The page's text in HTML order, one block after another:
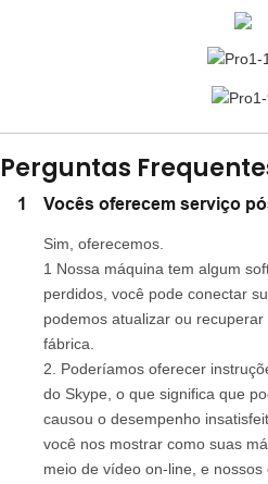
Perguntas
1 Vocês oferecem serviço
Sim, oferecemos.
1 Nossa máquina tem algum
perdidos, você pode conectar
podemos atualizar ou
fábrica.
2. Poderíamos oferecer
do Skype, o que significa que
causou o desempenho
você nos mostrar como suas
meio de vídeo on-line, e